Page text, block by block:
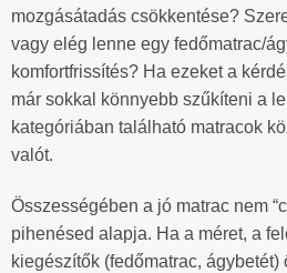
mozgásátadás csökkentése?
vagy elég lenne egy fedőmatrac/
komfortfrissítés? Ha ezeket a
már sokkal könnyebb szűkíteni a
kategóriában található matracok
valót.
Összességében a jó matrac nem
pihenésed alapja. Ha a méret, a
kiegészítők (fedőmatrac,